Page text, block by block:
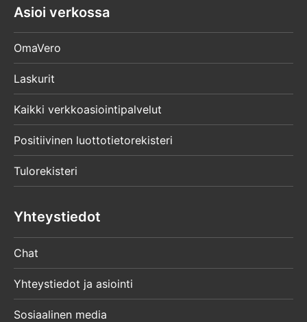
Asioi verkossa
OmaVero
Laskurit
Kaikki verkkoasiointipalvelut
Positiivinen luottotietorekisteri
Tulorekisteri
Yhteystiedot
Chat
Yhteystiedot ja asiointi
Sosiaalinen media